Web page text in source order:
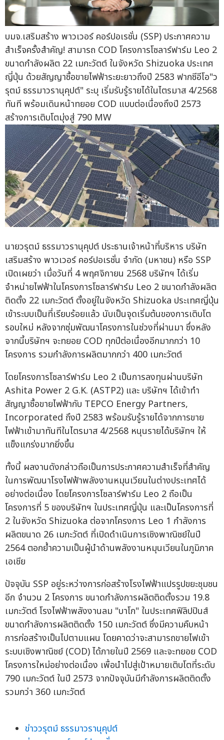
บมจ.เสริมสร้าง พาวเวอร์ คอร์ปอเรชั่น (SSP) ประกาศความ
สำเร็จครั้งสำคัญ! สามารถ COD โครงการโซลาร์ฟาร์ม Leo 2
ขนาดกำลังผลิต 22 เมกะวัตต์ ในจังหวัด Shizuoka ประเทศ
ญี่ปุ่น ด้วยสัญญาซื้อขายไฟฟ้าระยะยาวถึงปี 2583 ฟากซีอีโอ"ว
รุตม์ ธรรมาวรานุคุปต์" ระบุ เริ่มรับรู้รายได้ในไตรมาส 4/2568
ทันที พร้อมเดินหน้าทยอย COD แบบต่อเนื่องถึงปี 2573
สร้างการเติบโตมุ่งสู่ 790 MW
นายวรุตม์ ธรรมาวรานุคุปต์ ประธานเจ้าหน้าที่บริหาร บริษัท
เสริมสร้าง พาวเวอร์ คอร์ปอเรชั่น จำกัด (มหาชน) หรือ SSP
เปิดเผยว่า เมื่อวันที่ 4 พฤศจิกายน 2568 บริษัทฯ ได้เริ่ม
จำหน่ายไฟฟ้าในโครงการโซลาร์ฟาร์ม Leo 2 ขนาดกำลังผลิต
ติดตั้ง 22 เมกะวัตต์ ตั้งอยู่ในจังหวัด Shizuoka ประเทศญี่ปุ่น
เข้าระบบเป็นที่เรียบร้อยแล้ว นับเป็นจุดเริ่มต้นของการเติบโต
รอบใหม่ หลังจากซุ่มพัฒนาโครงการในช่วงที่ผ่านมา ซึ่งหลัง
จากนี้บริษัทฯ จะทยอย COD ทุกปีต่อเนื่องอีกมากกว่า 10
โครงการ รวมกำลังการผลิตมากกว่า 400 เมกะวัตต์
โดยโครงการโซลาร์ฟาร์ม Leo 2 เป็นการลงทุนผ่านบริษัท
Ashita Power 2 G.K. (ASTP2) และ บริษัทฯ ได้เข้าทำ
สัญญาซื้อขายไฟฟ้ากับ TEPCO Energy Partners,
Incorporated ถึงปี 2583 พร้อมรับรู้รายได้จากการขาย
ไฟฟ้าเข้ามาทันทีในไตรมาส 4/2568 หนุนรายได้บริษัทฯ ให้
แข็งแกร่งมากยิ่งขึ้น
ทั้งนี้ ผลงานดังกล่าวถือเป็นการประกาศความสำเร็จที่สำคัญ
ในการพัฒนาโรงไฟฟ้าพลังงานหมุนเวียนในต่างประเทศได้
อย่างต่อเนื่อง โดยโครงการโซลาร์ฟาร์ม Leo 2 ถือเป็น
โครงการที่ 5 ของบริษัทฯ ในประเทศญี่ปุ่น และเป็นโครงการที่
2 ในจังหวัด Shizuoka ต่อจากโครงการ Leo 1 กำลังการ
ผลิตขนาด 26 เมกะวัตต์ ที่เปิดดำเนินการเชิงพาณิชย์ในปี
2564 ตอกย้ำความเป็นผู้นำด้านพลังงานหมุนเวียนในภูมิภาค
เอเชีย
ปัจจุบัน SSP อยู่ระหว่างการก่อสร้างโรงไฟฟ้าแปรรูปขยะชุมชน
อีก จำนวน 2 โครงการ ขนาดกำลังการผลิตติดตั้งรวม 19.8
เมกะวัตต์ โรงไฟฟ้าพลังงานลม "บาโก" ในประเทศฟิลิปปินส์
ขนาดกำลังการผลิตติดตั้ง 150 เมกะวัตต์ ซึ่งมีความคืบหน้า
การก่อสร้างเป็นไปตามแผน โดยคาดว่าจะสามารถขายไฟเข้า
ระบบเชิงพาณิชย์ (COD) ได้ภายในปี 2569 และจะทยอย COD
โครงการใหม่อย่างต่อเนื่อง เพื่อนำไปสู่เป้าหมายเติบโตที่ระดับ
790 เมกะวัตต์ ในปี 2573 จากปัจจุบันมีกำลังการผลิตติดตั้ง
รวมกว่า 360 เมกะวัตต์
ข่าววรุตม์ ธรรมาวรานุคุปต์